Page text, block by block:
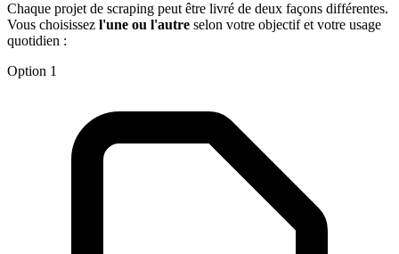
Chaque projet de scraping peut être livré de deux façons différentes.
Vous choisissez l'une ou l'autre selon votre objectif et votre usage
quotidien :
Option 1